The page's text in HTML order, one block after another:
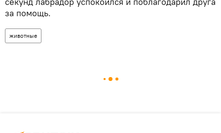
за помощь.
животные